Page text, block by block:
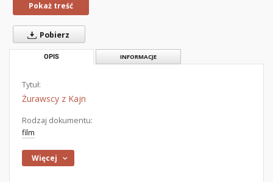
Pokaż treść
Pobierz
OPIS INFORMACJE
Tytuł:
Żurawscy z Kajn
Rodzaj dokumentu:
film
Więcej